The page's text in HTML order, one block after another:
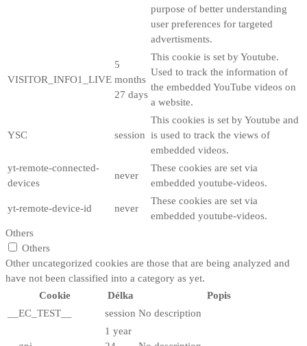
purpose of better understanding
user preferences for targeted
advertisments.
VISITOR_INFO1_LIVE
5
months
27 days
This cookie is set by Youtube.
Used to track the information of
the embedded YouTube videos on
a website.
YSC session
This cookies is set by Youtube and
is used to track the views of
embedded videos.
yt-remote-connected-
devices
never
These cookies are set via
embedded youtube-videos.
yt-remote-device-id never
These cookies are set via
embedded youtube-videos.
Others
Others
Other uncategorized cookies are those that are being analyzed and
have not been classified into a category as yet.
Cookie
Délka
Popis
__EC_TEST__
session No description
1 year